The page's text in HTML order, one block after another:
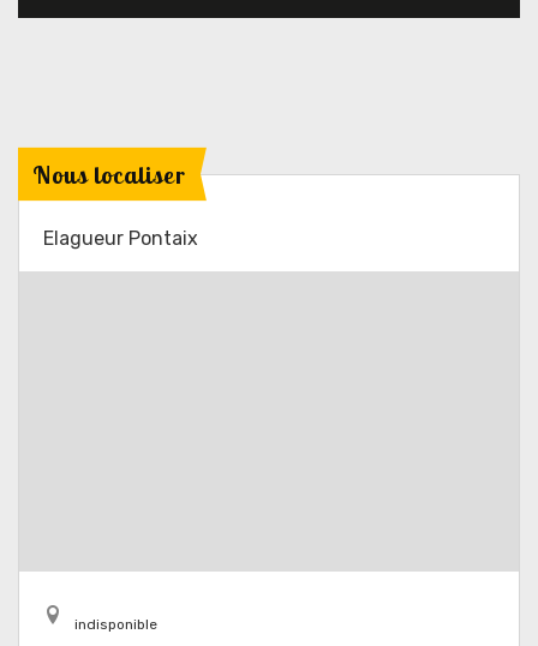
Nous localiser
Elagueur Pontaix
indisponible